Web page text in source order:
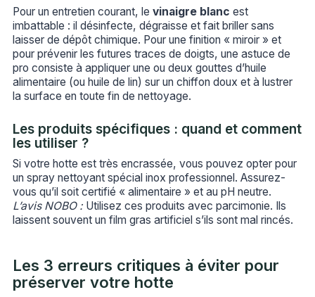
Pour un entretien courant, le vinaigre blanc est
imbattable : il désinfecte, dégraisse et fait briller sans
laisser de dépôt chimique. Pour une finition « miroir » et
pour prévenir les futures traces de doigts, une astuce de
pro consiste à appliquer une ou deux gouttes d’huile
alimentaire (ou huile de lin) sur un chiffon doux et à lustrer
la surface en toute fin de nettoyage.
Les produits spécifiques : quand et comment
les utiliser ?
Si votre hotte est très encrassée, vous pouvez opter pour
un spray nettoyant spécial inox professionnel. Assurez-
vous qu’il soit certifié « alimentaire » et au pH neutre.
L’avis NOBO :Utilisez ces produits avec parcimonie. Ils
laissent souvent un film gras artificiel s’ils sont mal rincés.
Les 3 erreurs critiques à éviter pour
préserver votre hotte